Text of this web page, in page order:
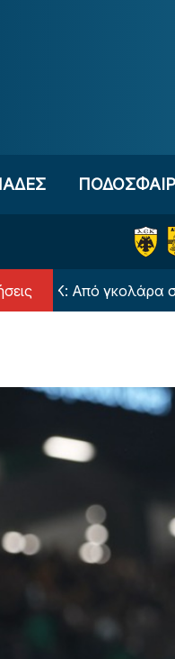
Από γκολάρα σε…